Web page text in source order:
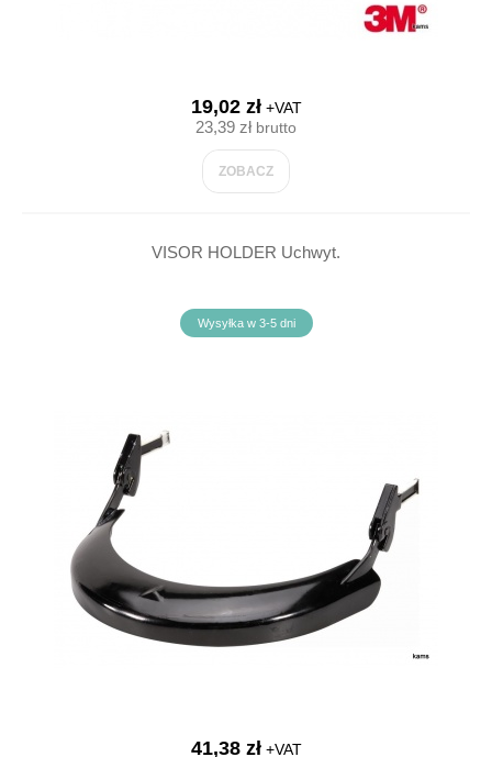
19,02 zł+VAT
23,39 złbrutto
ZOBACZ
VISOR HOLDER Uchwyt.
Wysyłka w 3-5 dni
41,38 zł+VAT